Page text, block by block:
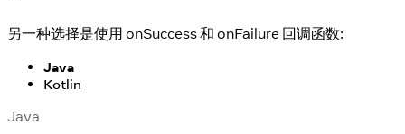
另一种选择是使用 onSuccess 和 onFailure 回调函数:
Java
Kotlin
Java